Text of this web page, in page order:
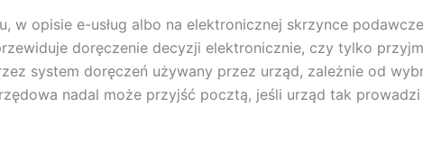
w opisie e-usług albo na elektronicznej skrzynce
doręczenie decyzji elektronicznie, czy tylko
system doręczeń używany przez urząd, zależnie od
nadal może przyjść pocztą, jeśli urząd tak